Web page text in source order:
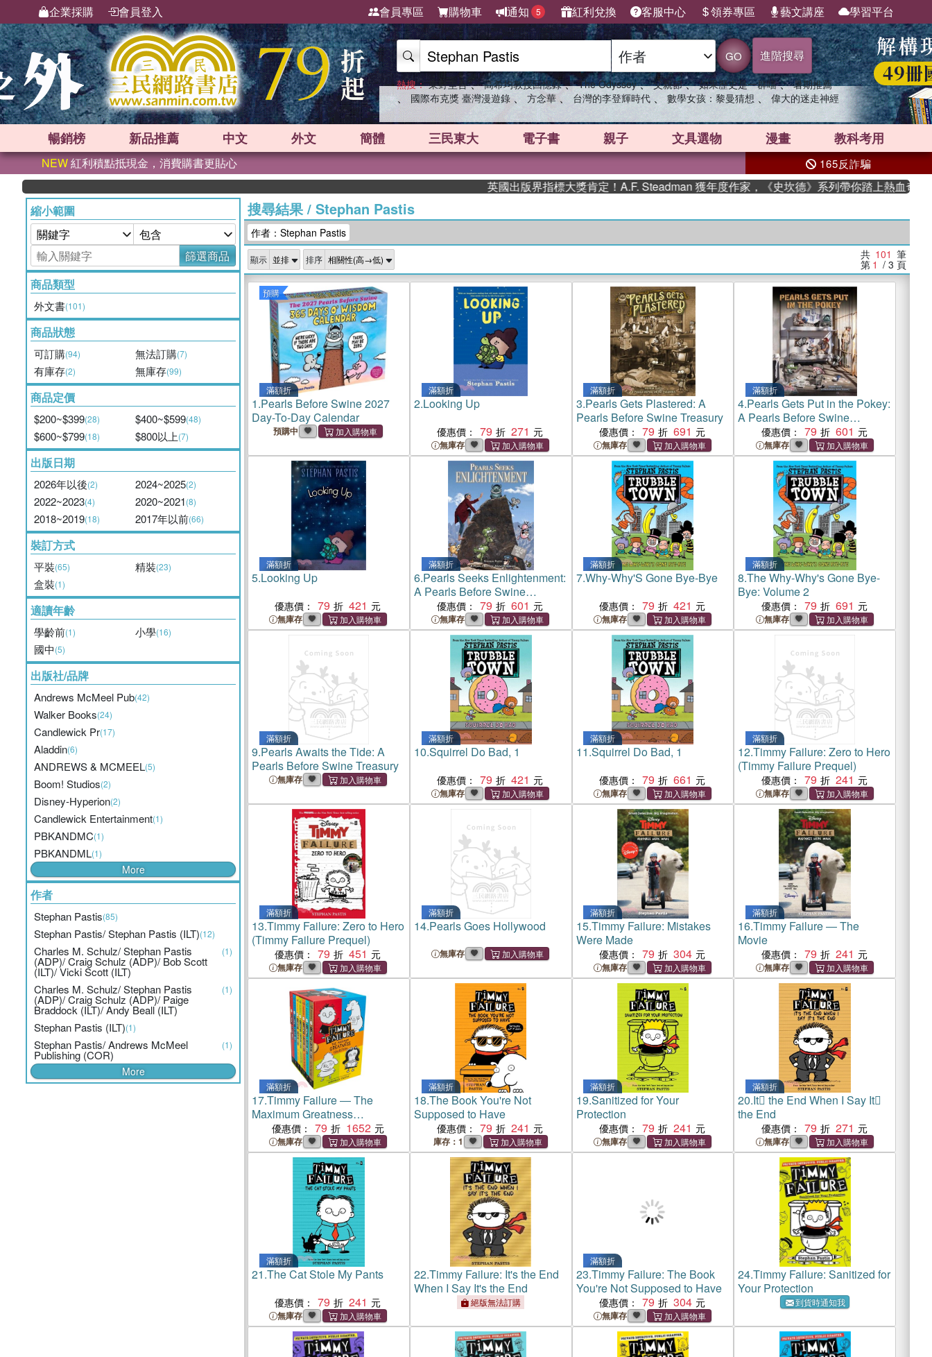
企業採購 會員登入 會員專區 購物車 通知 5 紅利兌換 客服中心 領券專區 藝文講座 學習平台
GO 進階搜尋
熱搜： 東野圭吾 、 高希均教授回憶錄 、 The Odyssey 、 父親節 、 如果歷史是一群喵 、 暑期推薦
、 國際布克獎 臺灣漫遊錄 、 方念華 、 台灣的李登輝時代 、 數學女孩：黎曼猜想 、 偉大的迷走神經
暢銷榜 新品推薦 中文 外文 簡體 三民東大 電子書 親子 文具選物 漫畫 教科考用
NEW紅利積點抵現金，消費購書更貼心 165反詐騙
英國出版界指標大獎肯定！A.F. Steadman 獲年度作家，《史坎德》系列帶你踏上熱血奇幻旅程
縮小範圍
篩選商品
商品類型
外文書(101)
商品狀態
可訂購(94) 無法訂購(7)
有庫存(2) 無庫存(99)
商品定價
$200~$399(28) $400~$599(48)
$600~$799(18) $800以上(7)
出版日期
2026年以後(2) 2024~2025(2)
2022~2023(4) 2020~2021(8)
2018~2019(18) 2017年以前(66)
裝訂方式
平裝(65) 精裝(23)
盒裝(1)
適讀年齡
學齡前(1) 小學(16)
國中(5)
出版社/品牌
Andrews McMeel Pub(42)
Walker Books(24)
Candlewick Pr(17)
Aladdin(6)
ANDREWS & MCMEEL(5)
Boom! Studios(2)
Disney-Hyperion(2)
Candlewick Entertainment(1)
PBKANDMC(1)
PBKANDML(1)
More
作者
Stephan Pastis(85)
Stephan Pastis/ Stephan Pastis (ILT)(12)
Charles M. Schulz/ Stephan Pastis
(ADP)/ Craig Schulz (ADP)/ Bob Scott
(ILT)/ Vicki Scott (ILT)
(1)
Charles M. Schulz/ Stephan Pastis
(ADP)/ Craig Schulz (ADP)/ Paige
Braddock (ILT)/ Andy Beall (ILT)
(1)
Stephan Pastis (ILT)(1)
Stephan Pastis/ Andrews McMeel
Publishing (COR)
(1)
More
搜尋結果/ Stephan Pastis
作者：Stephan Pastis
顯示 排序 共 101 筆
第 1 / 3 頁
預購
滿額折
1.Pearls Before Swine 2027
Day-To-Day Calendar
預購中
滿額折
2.Looking Up
優惠價： 79 271
無庫存
滿額折
3.Pearls Gets Plastered: A
Pearls Before Swine Treasury
優惠價： 79 691
無庫存
滿額折
4.Pearls Gets Put in the Pokey:
A Pearls Before Swine
Treasury
優惠價： 79 601
無庫存
滿額折
5.Looking Up
優惠價： 79 421
無庫存
滿額折
6.Pearls Seeks Enlightenment:
A Pearls Before Swine
Treasury
優惠價： 79 601
無庫存
滿額折
7.Why-Why'S Gone Bye-Bye
優惠價： 79 421
無庫存
滿額折
8.The Why-Why's Gone Bye-
Bye: Volume 2
優惠價： 79 691
無庫存
滿額折
9.Pearls Awaits the Tide: A
Pearls Before Swine Treasury
無庫存
滿額折
10.Squirrel Do Bad, 1
優惠價： 79 421
無庫存
滿額折
11.Squirrel Do Bad, 1
優惠價： 79 661
無庫存
滿額折
12.Timmy Failure: Zero to Hero
(Timmy Failure Prequel)
優惠價： 79 241
無庫存
滿額折
13.Timmy Failure: Zero to Hero
(Timmy Failure Prequel)
優惠價： 79 451
無庫存
滿額折
14.Pearls Goes Hollywood
無庫存
滿額折
15.Timmy Failure: Mistakes
Were Made
優惠價： 79 304
無庫存
滿額折
16.Timmy Failure ― The
Movie
優惠價： 79 241
無庫存
滿額折
17.Timmy Failure ― The
Maximum Greatness
Collection
優惠價： 79 1652
無庫存
滿額折
18.The Book You're Not
Supposed to Have
優惠價： 79 241
庫存：1
滿額折
19.Sanitized for Your
Protection
優惠價： 79 241
無庫存
滿額折
20.It the End When I Say It
the End
優惠價： 79 271
無庫存
滿額折
21.The Cat Stole My Pants
優惠價： 79 241
無庫存
22.Timmy Failure: It's the End
When I Say It's the End
絕版無法訂購
滿額折
23.Timmy Failure: The Book
You're Not Supposed to Have
優惠價： 79 304
無庫存
24.Timmy Failure: Sanitized for
Your Protection
到貨時通知我